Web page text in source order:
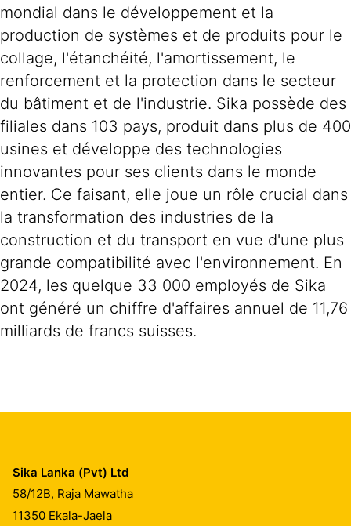
mondial dans le développement et la
production de systèmes et de produits pour le
collage, l'étanchéité, l'amortissement, le
renforcement et la protection dans le secteur
du bâtiment et de l'industrie. Sika possède des
filiales dans 103 pays, produit dans plus de 400
usines et développe des technologies
innovantes pour ses clients dans le monde
entier. Ce faisant, elle joue un rôle crucial dans
la transformation des industries de la
construction et du transport en vue d'une plus
grande compatibilité avec l'environnement. En
2024, les quelque 33 000 employés de Sika
ont généré un chiffre d'affaires annuel de 11,76
milliards de francs suisses.
Sika Lanka (Pvt) Ltd
58/12B, Raja Mawatha
11350 Ekala-Jaela